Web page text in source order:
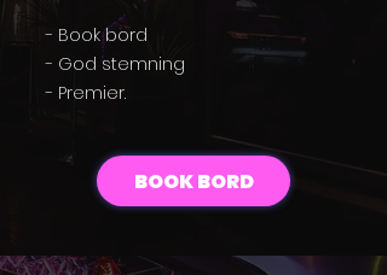
- Book bord
- God stemning
- Premier.
BOOK BORD